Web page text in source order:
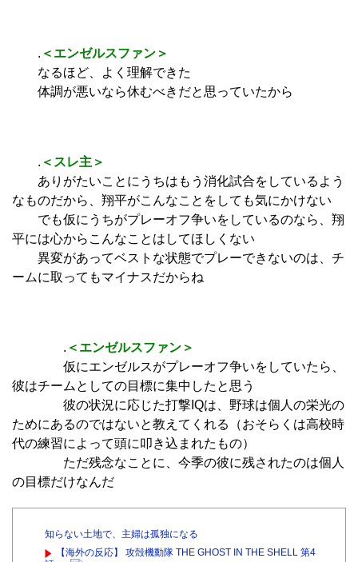
. ＜エンゼルスファン＞
なるほど、よく理解できた
体調が悪いなら休むべきだと思っていたから
. ＜スレ主＞
ありがたいことにうちはもう消化試合をしているよう
なものだから、翔平がこんなことをしても気にかけない
でも仮にうちがプレーオフ争いをしているのなら、翔
平には心からこんなことはしてほしくない
異変があってベストな状態でプレーできないのは、チ
ームに取ってもマイナスだからね
. ＜エンゼルスファン＞
仮にエンゼルスがプレーオフ争いをしていたら、
彼はチームとしての目標に集中したと思う
彼の状況に応じた打撃IQは、野球は個人の栄光の
ためにあるのではないと教えてくれる（おそらくは高校時
代の練習によって頭に叩き込まれたもの）
ただ残念なことに、今季の彼に残されたのは個人
の目標だけなんだ
知らない土地で、主婦は孤独になる
【海外の反応】 攻殻機動隊 THE GHOST IN THE SHELL 第4